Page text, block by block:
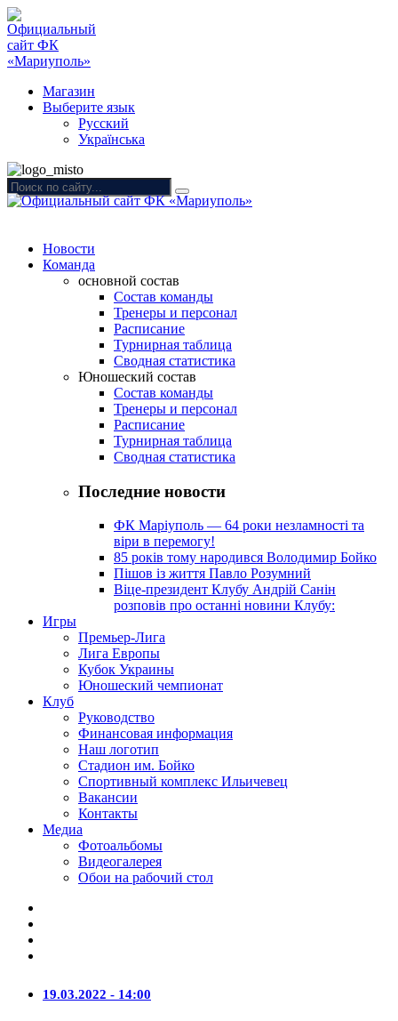
Магазин
Выберите язык
Русский
Українська
Новости
Команда
основной состав
Состав команды
Тренеры и персонал
Расписание
Турнирная таблица
Сводная статистика
Юношеский состав
Состав команды
Тренеры и персонал
Расписание
Турнирная таблица
Сводная статистика
Последние новости
ФК Маріуполь — 64 роки незламності та
віри в перемогу!
85 років тому народився Володимир Бойко
Пішов із життя Павло Розумний
Віце-президент Клубу Андрій Санін
розповів про останні новини Клубу:
Игры
Премьер-Лига
Лига Европы
Кубок Украины
Юношеский чемпионат
Клуб
Руководство
Финансовая информация
Наш логотип
Стадион им. Бойко
Спортивный комплекс Ильичевец
Вакансии
Контакты
Медиа
Фотоальбомы
Видеогалерея
Обои на рабочий стол
19.03.2022 - 14:00